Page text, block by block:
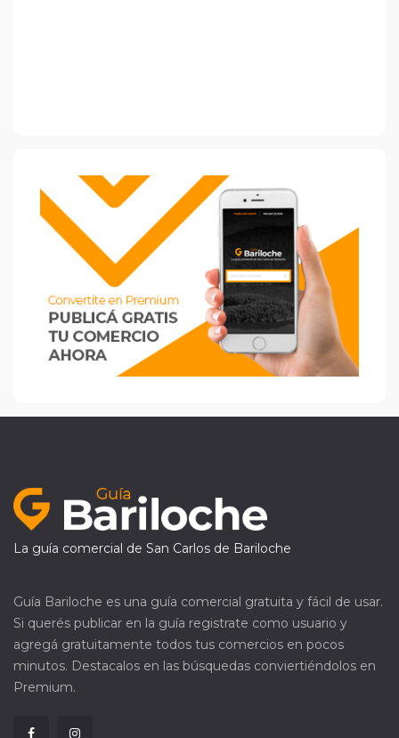
La guía comercial de San Carlos de Bariloche
Guía Bariloche es una guía comercial gratuita y fácil de usar.
Si querés publicar en la guía registrate como usuario y
agregá gratuitamente todos tus comercios en pocos
minutos. Destacalos en las búsquedas conviertiéndolos en
Premium.